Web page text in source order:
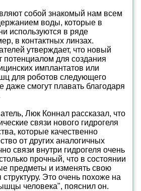
собой знакомый нам всем
воды, которые в
используются в ряде
в контактных линзах.
утверждает, что новый
потенциалом для создания
имплантатов или
для роботов следующего
даже смогут плавать благодаря
Люк Коннал рассказал, что
связи нового гидрогеля
которые качественно
от других аналогичных
связи внутри гидрогеля очень
прочный, что в состоянии
предметы и изменять свою
Это очень похоже на
человека", пояснил он.